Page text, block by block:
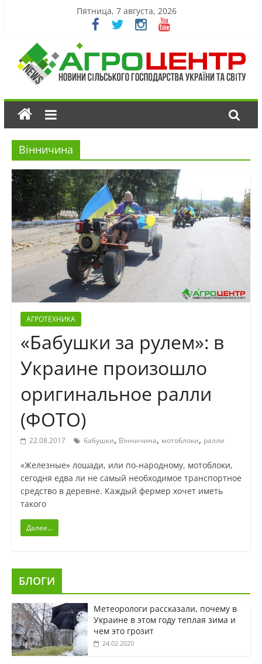
Пятница, 7 августа, 2026
Вінничина
АГРОТЕХНИКА
«Бабушки за рулем»: в
Украине произошло
оригинальное ралли
(ФОТО)
22.08.2017 бабушки, Вінничина, мотоблоки, ралли
«Железные» лошади, или по-народному, мотоблоки,
сегодня едва ли не самый необходимое транспортное
средство в деревне. Каждый фермер хочет иметь
такого
Далее...
БЛОГИ
Метеорологи рассказали, почему в
Украине в этом году теплая зима и
чем это грозит
24.02.2020